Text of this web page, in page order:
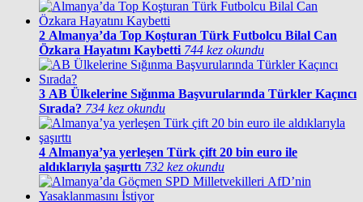
2 Almanya’da Top Koşturan Türk Futbolcu Bilal Can
Özkara Hayatını Kaybetti 744 kez okundu
3 AB Ülkelerine Sığınma Başvurularında Türkler Kaçıncı
Sırada? 734 kez okundu
4 Almanya’ya yerleşen Türk çift 20 bin euro ile
aldıklarıyla şaşırttı 732 kez okundu